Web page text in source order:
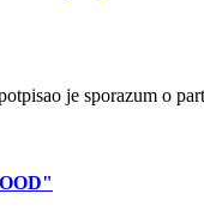
je sporazum o